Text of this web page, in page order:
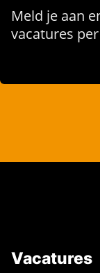
Meld je aan
vacatures
Vacatures